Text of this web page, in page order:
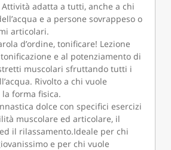
adatta a tutti, anche a chi
e a persone sovrappeso o
articolari.
d’ordine, tonificare! Lezione
e al potenziamento di
muscolari sfruttando tutti i
Rivolto a chi vuole
forma fisica.
dolce con specifici esercizi
muscolare ed articolare, il
il rilassamento.Ideale per chi
e per chi vuole